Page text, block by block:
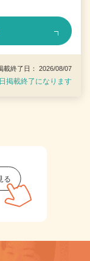
終了日： 2026/08/07
掲載終了になります